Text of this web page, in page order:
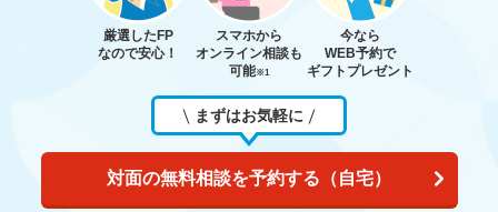
厳選したFP
なので安心！
スマホから
オンライン相談も
可能※1
今なら
WEB予約で
ギフトプレゼント
まずはお気軽に
対面の無料相談を予約する（自宅）